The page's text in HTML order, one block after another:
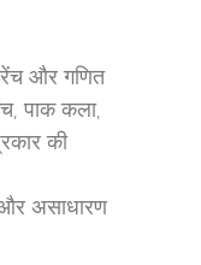
और गणित
पाक कला,
की
और असाधारण